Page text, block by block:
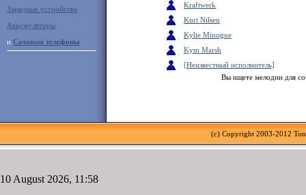
Зарядные устройства
Аккумуляторы
и Сотовые телефоны
Kraftwerk
Kurt Nilsen
Kylie Minogue
Kym Marsh
[Неизвестный исполнитель]
Вы ищете мелодии для
(c) Copyright 2003-2012
10 August 2026, 11:58